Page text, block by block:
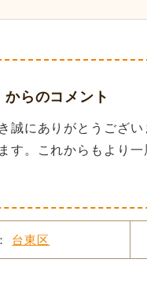
らのコメント
誠にありがとうござ
す。これからもより
台東区